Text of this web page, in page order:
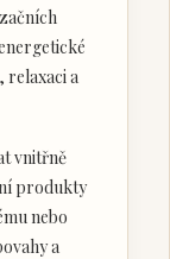
relaxaci a
vnitřně
produkty
nebo
a